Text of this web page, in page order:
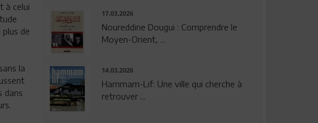
à celui
de
la
dans
17.03.2026
Noureddine Dougui : Comprendre le
Moyen-Orient, ...
14.03.2026
Hammam-Lif: Une ville qui cherche à
retrouver ...